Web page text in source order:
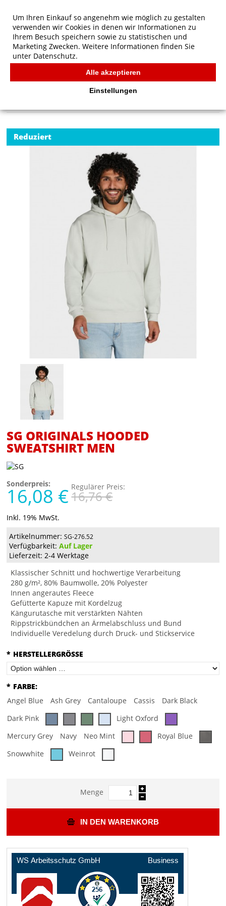
SG Originals Hooded Sweatshirt Men
Reduziert
SG ORIGINALS HOODED
SWEATSHIRT MEN
Sonderpreis:
16,08 € Regulärer Preis:
16,76 €
Inkl. 19% MwSt.
Artikelnummer: SG-276.52
Verfügbarkeit:Auf Lager
Lieferzeit: 2-4 Werktage
Klassischer Schnitt und hochwertige Verarbeitung
280 g/m², 80% Baumwolle, 20% Polyester
Innen angerautes Fleece
Gefütterte Kapuze mit Kordelzug
Kängurutasche mit verstärkten Nähten
Rippstrickbündchen an Ärmelabschluss und Bund
Individuelle Veredelung durch Druck- und Stickservice
* HERSTELLERGRÖSSE
* FARBE:
Angel Blue
Ash Grey Cantaloupe Cassis
Dark Black
Dark Pink
Light Oxford
Mercury Grey
Navy Neo Mint
Royal Blue
Snowwhite
Weinrot
Menge
IN DEN WARENKORB
Um Ihren Einkauf so angenehm wie möglich zu gestalten
verwenden wir Cookies in denen wir Informationen zu
Ihrem Besuch speichern sowie zu statistischen und
Marketing Zwecken. Weitere Informationen finden Sie
unter Datenschutz.
Alle akzeptieren
Einstellungen